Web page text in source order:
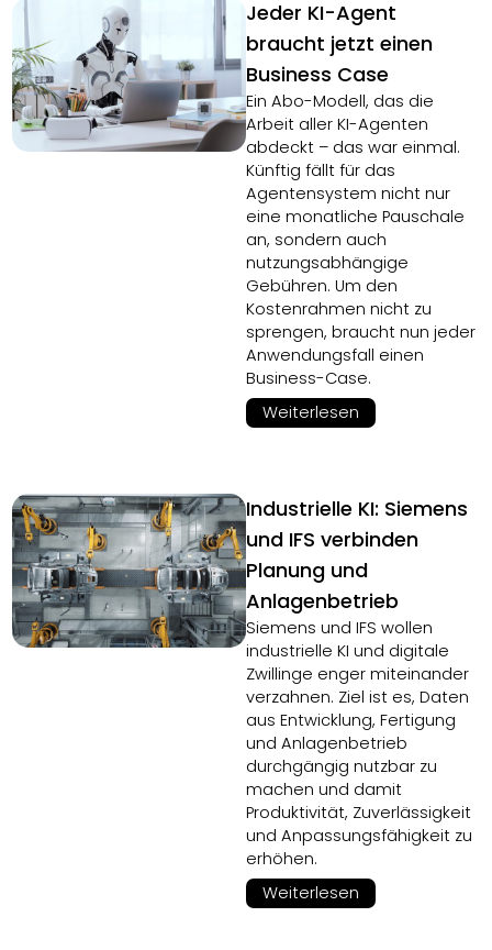
Jeder KI-Agent
braucht jetzt einen
Business Case
Ein Abo-Modell, das die
Arbeit aller KI-Agenten
abdeckt – das war einmal.
Künftig fällt für das
Agentensystem nicht nur
eine monatliche Pauschale
an, sondern auch
nutzungsabhängige
Gebühren. Um den
Kostenrahmen nicht zu
sprengen, braucht nun jeder
Anwendungsfall einen
Business-Case.
Weiterlesen
Industrielle KI: Siemens
und IFS verbinden
Planung und
Anlagenbetrieb
Siemens und IFS wollen
industrielle KI und digitale
Zwillinge enger miteinander
verzahnen. Ziel ist es, Daten
aus Entwicklung, Fertigung
und Anlagenbetrieb
durchgängig nutzbar zu
machen und damit
Produktivität, Zuverlässigkeit
und Anpassungsfähigkeit zu
erhöhen.
Weiterlesen